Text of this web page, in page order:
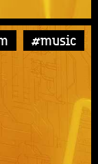
#music